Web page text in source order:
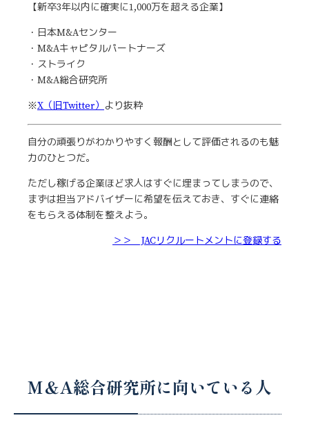
【新卒3年以内に確実に1,000万を超える企業】
・日本M&Aセンター
・M&Aキャピタルパートナーズ
・ストライク
・M&A総合研究所
※X（旧Twitter） より抜粋
自分の頑張りがわかりやすく報酬として評価されるのも魅
力のひとつだ。
ただし稼げる企業ほど求人はすぐに埋まってしまうので、
まずは担当アドバイザーに希望を伝えておき、すぐに連絡
をもらえる体制を整えよう。
＞＞ JACリクルートメントに登録する
M＆A総合研究所に向いている人